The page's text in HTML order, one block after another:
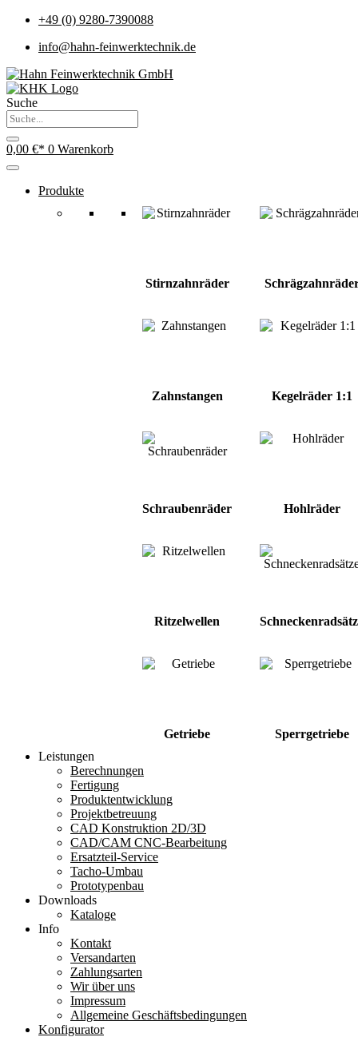
+49 (0) 9280-7390088
info@hahn-feinwerktechnik.de
Suche
0,00 € 0 Warenkorb
Produkte
Stirnzahnräder
Zahnstangen Kegelräder 1:1
Schraubenräder Hohlräder
Ritzelwellen
Getriebe
Sperrgetriebe
Leistungen
Berechnungen
Fertigung
Produktentwicklung
Projektbetreuung
CAD Konstruktion 2D/3D
CAD/CAM CNC-Bearbeitung
Ersatzteil-Service
Tacho-Umbau
Prototypenbau
Downloads
Kataloge
Info
Kontakt
Versandarten
Zahlungsarten
Wir über uns
Impressum
Allgemeine Geschäftsbedingungen
Konfigurator